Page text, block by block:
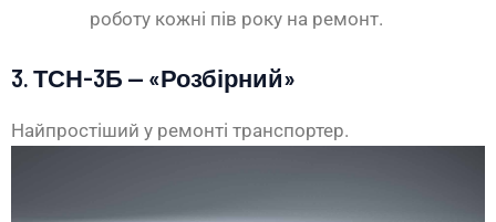
роботу кожні пів року на ремонт.
3. ТСН-3Б — «Розбірний»
Найпростіший у ремонті транспортер.